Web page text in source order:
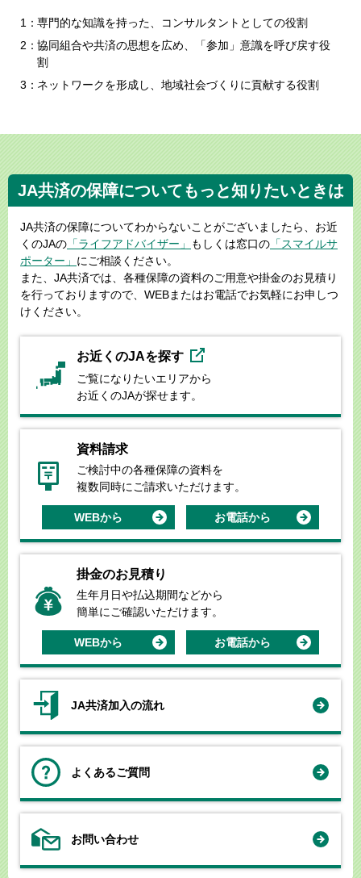
専門的な知識を持った、コンサルタントとしての役割
協同組合や共済の思想を広め、「参加」意識を呼び戻す役
割
ネットワークを形成し、地域社会づくりに貢献する役割
JA共済の保障についてもっと知りたいときは
JA共済の保障についてわからないことがございましたら、お近
くのJAの 「ライフアドバイザー」 もしくは窓口の 「スマイルサ
ポーター」 にご相談ください。
また、JA共済では、各種保障の資料のご用意や掛金のお見積り
を行っておりますので、WEBまたはお電話でお気軽にお申しつ
けください。
お近くのJAを探す
ご覧になりたいエリアから
お近くのJAが探せます。
資料請求
ご検討中の各種保障の資料を
複数同時にご請求いただけます。
WEBから お電話から
掛金のお見積り
生年月日や払込期間などから
簡単にご確認いただけます。
WEBから お電話から
JA共済加入の流れ
よくあるご質問
お問い合わせ